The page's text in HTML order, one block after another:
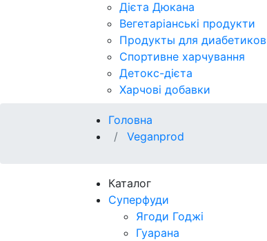
Дієта Дюкана
Вегетаріанські продукти
Продукты для диабетиков
Спортивне харчування
Детокс-дієта
Харчові добавки
Головна
Veganprod
Каталог
Суперфуди
Ягоди Годжі
Гуарана